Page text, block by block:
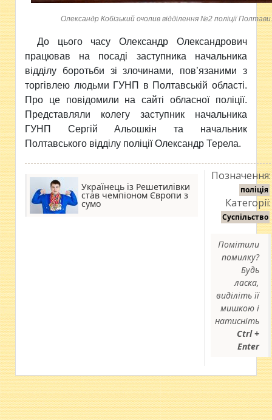
Олександр Кобізький очолив відділення №2 поліції
До цього часу Олександр Олександрович
працював на посаді заступника начальника
відділу боротьби зі злочинами, пов’язаними з
торгівлею людьми ГУНП в Полтавській області.
Про це повідомили на сайті обласної поліції.
Представляли колегу заступник начальника
ГУНП Сергій Альошкін та начальник
Полтавського відділу поліції Олександр Терела.
Українець із Решетилівки
став чемпіоном Європи з
сумо
Позначення:
поліція
Категорії:
Суспільство
Помітили
помилку?
Будь
ласка,
виділіть її
мишкою і
натисніть
Ctrl +
Enter